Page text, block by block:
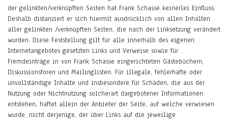
der gelinkten/verknüpften Seiten hat Frank Schasse keinerlei Einfluss.
Deshalb distanziert er sich hiermit ausdrücklich von allen Inhalten
aller gelinkten /verknüpften Seiten, die nach der Linksetzung verändert
wurden. Diese Feststellung gilt für alle innerhalb des eigenen
Internetangebotes gesetzten Links und Verweise sowie für
Fremdeinträge in von Frank Schasse eingerichteten Gästebüchern,
Diskussionsforen und Mailinglisten. Für illegale, fehlerhafte oder
unvollständige Inhalte und insbesondere für Schäden, die aus der
Nutzung oder Nichtnutzung solcherart dargebotener Informationen
entstehen, haftet allein der Anbieter der Seite, auf welche verwiesen
wurde, nicht derjenige, der über Links auf die jeweilige